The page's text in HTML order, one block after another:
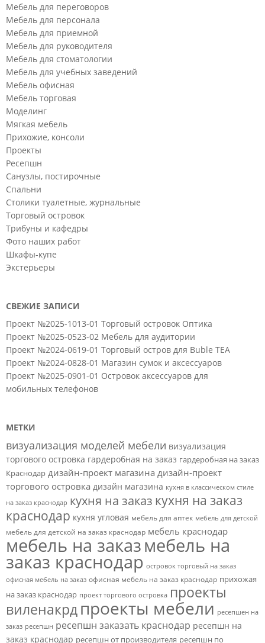
Мебель для переговоров
Мебель для персонала
Мебель для приемной
Мебель для руководителя
Мебель для стоматологии
Мебель для учебных заведений
Мебель офисная
Мебель торговая
Моделинг
Мягкая мебель
Прихожие, консоли
Проекты
Ресепшн
Санузлы, постирочные
Спальни
Столики туалетные, журнальные
Торговый островок
Трибуны и кафедры
Фото наших работ
Шкафы-купе
Экстерьеры
СВЕЖИЕ ЗАПИСИ
Проект №2025-1013-01 Торговый островок Оптика
Проект №2025-0523-02 Мебель для аудитории
Проект №2024-0619-01 Торговый остров для Buble TEA
Проект №2024-0828-01 Магазин сумок и аксессуаров
Проект №2025-0901-01 Островок аксессуаров для
мобильных телефонов
МЕТКИ
визуализация моделей мебели визуализация
торгового островка гардеробная на заказ гардеробная на заказ
Краснодар дизайн-проект магазина дизайн-проект
торгового островка дизайн магазина кухня в классическом стиле
на заказ краснодар кухня на заказ кухня на заказ
краснодар кухня угловая мебель для аптек мебель для детской
мебель для детской на заказ краснодар мебель краснодар
мебель на заказмебель на
заказ краснодар островок торговый на заказ
офисная мебель на заказ офисная мебель на заказ краснодар прихожая
на заказ краснодар проект торгового островка проекты
виленакрдпроекты мебели ресепшен на
заказ ресепшн ресепшн заказать краснодар ресепшн на
заказ краснодар ресепшн от производителя ресепшн по